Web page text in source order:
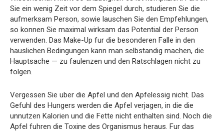
Sie ein wenig Zeit vor dem Spiegel durch, studieren Sie die
aufmerksam Person, sowie lauschen Sie den Empfehlungen,
so konnen Sie maximal wirksam das Potential der Person
verwenden. Das Make-Up fur die besonderen Falle in den
hauslichen Bedingungen kann man selbstandig machen, die
Hauptsache — zu faulenzen und den Ratschlagen nicht zu
folgen.
Vergessen Sie uber die Apfel und den Apfelessig nicht. Das
Gefuhl des Hungers werden die Apfel verjagen, in die die
unnutzen Kalorien und die Fette nicht enthalten sind. Noch die
Apfel fuhren die Toxine des Organismus heraus. Fur das